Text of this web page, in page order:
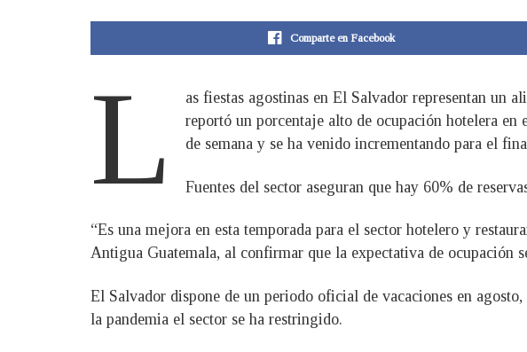
Comparte en Facebook
L
as fiestas agostinas en El Salvador representan un
reportó un porcentaje alto de ocupación hotelera en
de semana y se ha venido incrementando para el
Fuentes del sector aseguran que hay 60% de
“Es una mejora en esta temporada para el sector hotelero y
Antigua Guatemala, al confirmar que la expectativa de ocupación
El Salvador dispone de un periodo oficial de vacaciones en
la pandemia el sector se ha restringido.